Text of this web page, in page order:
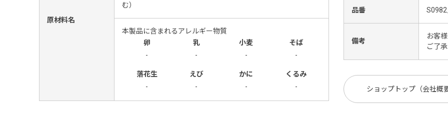
原材料名
む）
本製品に含まれるアレルギー物質
卵
乳 小麦
そば
-
- - -
落花生 えび かに
くるみ
-
- - -
品番
備考
お客
ご了
ショップトップ（会社概